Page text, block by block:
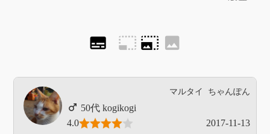
subtitles photo_size_select_small photo_size_select_large image
マルタイ ちゃんぽん
kogikogi
4.0
2017-11-13